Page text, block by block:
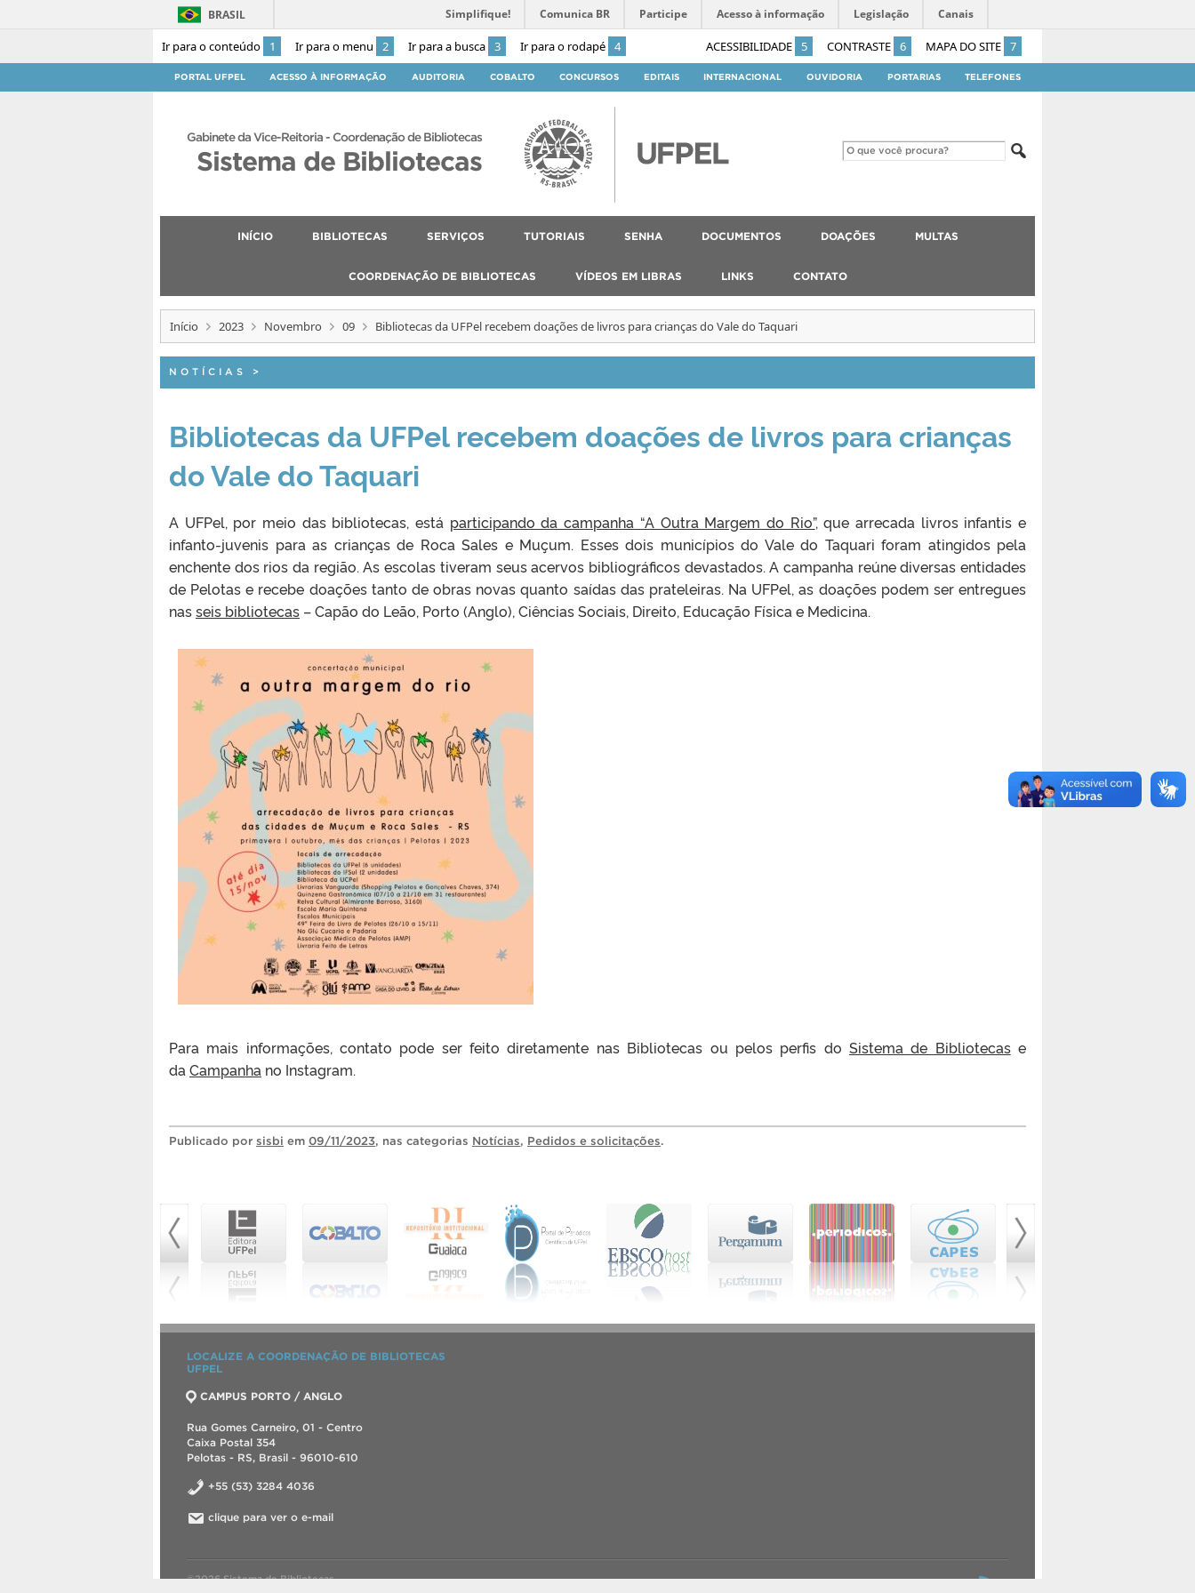
Ir para o conteúdo 1 Ir para o menu 2 Ir para a busca 3 Ir para o rodapé 4 ACESSIBILIDADE 5 CONTRASTE 6 MAPA DO SITE 7
BRASIL Simplifique! Comunica BR Participe Acesso à informação Legislação Canais
PORTAL UFPEL ACESSO À INFORMAÇÃO AUDITORIA COBALTO CONCURSOS EDITAIS INTERNACIONAL OUVIDORIA PORTARIAS TELEFONES
Gabinete da Vice-Reitoria - Coordenação de Bibliotecas
Sistema de Bibliotecas
INÍCIO BIBLIOTECAS SERVIÇOS TUTORIAIS SENHA DOCUMENTOS DOAÇÕES MULTAS
COORDENAÇÃO DE BIBLIOTECAS VÍDEOS EM LIBRAS LINKS CONTATO
Início 2023 Novembro 09 Bibliotecas da UFPel recebem doações de livros para crianças do Vale do Taquari
NOTÍCIAS >
Bibliotecas da UFPel recebem doações de livros para crianças
do Vale do Taquari
A UFPel, por meio das bibliotecas, está participando da campanha “A Outra Margem do Rio”, que arrecada livros infantis e
infanto-juvenis para as crianças de Roca Sales e Muçum. Esses dois municípios do Vale do Taquari foram atingidos pela
enchente dos rios da região. As escolas tiveram seus acervos bibliográficos devastados. A campanha reúne diversas entidades
de Pelotas e recebe doações tanto de obras novas quanto saídas das prateleiras. Na UFPel, as doações podem ser entregues
nasseis bibliotecas – Capão do Leão, Porto (Anglo), Ciências Sociais, Direito, Educação Física e Medicina.
Para mais informações, contato pode ser feito diretamente nas Bibliotecas ou pelos perfis do Sistema de Bibliotecase
da Campanha no Instagram.
Publicado por sisbi em 09/11/2023, nas categorias Notícias, Pedidos e solicitações.
LOCALIZE A COORDENAÇÃO DE BIBLIOTECAS
UFPEL
CAMPUS PORTO / ANGLO
Rua Gomes Carneiro, 01 - Centro
Caixa Postal 354
Pelotas - RS, Brasil - 96010-610
+55 (53) 3284 4036
clique para ver o e-mail
©2026 Sistema de Bibliotecas.